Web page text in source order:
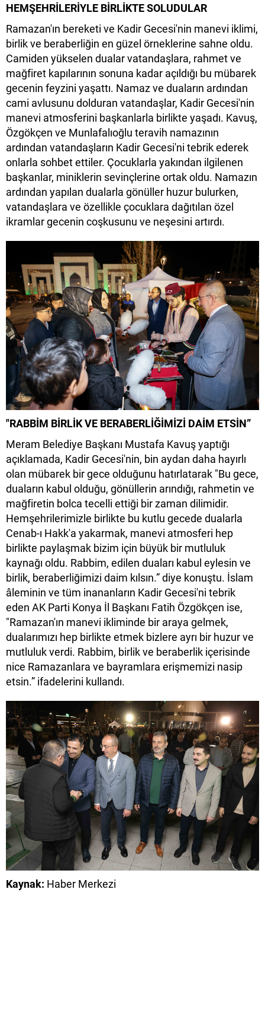
HEMŞEHRİLERİYLE BİRLİKTE SOLUDULAR
Ramazan'ın bereketi ve Kadir Gecesi'nin manevi iklimi,
birlik ve beraberliğin en güzel örneklerine sahne oldu.
Camiden yükselen dualar vatandaşlara, rahmet ve
mağfiret kapılarının sonuna kadar açıldığı bu mübarek
gecenin feyzini yaşattı. Namaz ve duaların ardından
cami avlusunu dolduran vatandaşlar, Kadir Gecesi'nin
manevi atmosferini başkanlarla birlikte yaşadı. Kavuş,
Özgökçen ve Munlafalıoğlu teravih namazının
ardından vatandaşların Kadir Gecesi'ni tebrik ederek
onlarla sohbet ettiler. Çocuklarla yakından ilgilenen
başkanlar, miniklerin sevinçlerine ortak oldu. Namazın
ardından yapılan dualarla gönüller huzur bulurken,
vatandaşlara ve özellikle çocuklara dağıtılan özel
ikramlar gecenin coşkusunu ve neşesini artırdı.
"RABBİM BİRLİK VE BERABERLİĞİMİZİ DAİM ETSİN”
Meram Belediye Başkanı Mustafa Kavuş yaptığı
açıklamada, Kadir Gecesi'nin, bin aydan daha hayırlı
olan mübarek bir gece olduğunu hatırlatarak "Bu gece,
duaların kabul olduğu, gönüllerin arındığı, rahmetin ve
mağfiretin bolca tecelli ettiği bir zaman dilimidir.
Hemşehrilerimizle birlikte bu kutlu gecede dualarla
Cenab-ı Hakk'a yakarmak, manevi atmosferi hep
birlikte paylaşmak bizim için büyük bir mutluluk
kaynağı oldu. Rabbim, edilen duaları kabul eylesin ve
birlik, beraberliğimizi daim kılsın.” diye konuştu. İslam
âleminin ve tüm inananların Kadir Gecesi'ni tebrik
eden AK Parti Konya İl Başkanı Fatih Özgökçen ise,
"Ramazan'ın manevi ikliminde bir araya gelmek,
dualarımızı hep birlikte etmek bizlere ayrı bir huzur ve
mutluluk verdi. Rabbim, birlik ve beraberlik içerisinde
nice Ramazanlara ve bayramlara erişmemizi nasip
etsin.” ifadelerini kullandı.
Kaynak: Haber Merkezi